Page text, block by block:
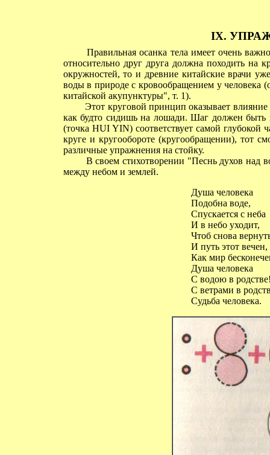
IX.
Правильная осанка тела имеет очень
относительно друг друга должна походить на
окружностей, то и древние китайские врачи
воды в природе с кровообращением у человека
китайской акупунктуры", т. 1).
Этот круговой принцип оказывает
как будто сидишь на лошади. Шаг должен
(точка HUI YIN) соответствует самой
круге и кругообороте (кругообращении), тот
различные упражнения на стойку.
В своем стихотворении "Песнь духов над
между небом и землей.
Душа человека
Подобна воде,
Спускается с неба
И в небо уходит,
Чтоб снова
И путь этот вечен,
Как мир
Душа человека
С водою в
С ветрами в
Судьба человека.